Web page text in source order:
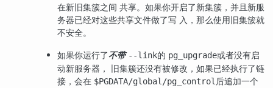
在新旧集簇之间 共享。如果你开启了新集簇，并且新服
务器已经对这些共享文件做了写 入，那么使用旧集簇就
不安全。
如果你运行了不带 --link的 pg_upgrade或者没有启
动新服务器， 旧集簇还没有被修改，如果已经执行了链
接，会在 $PGDATA/global/pg_control后追加一个